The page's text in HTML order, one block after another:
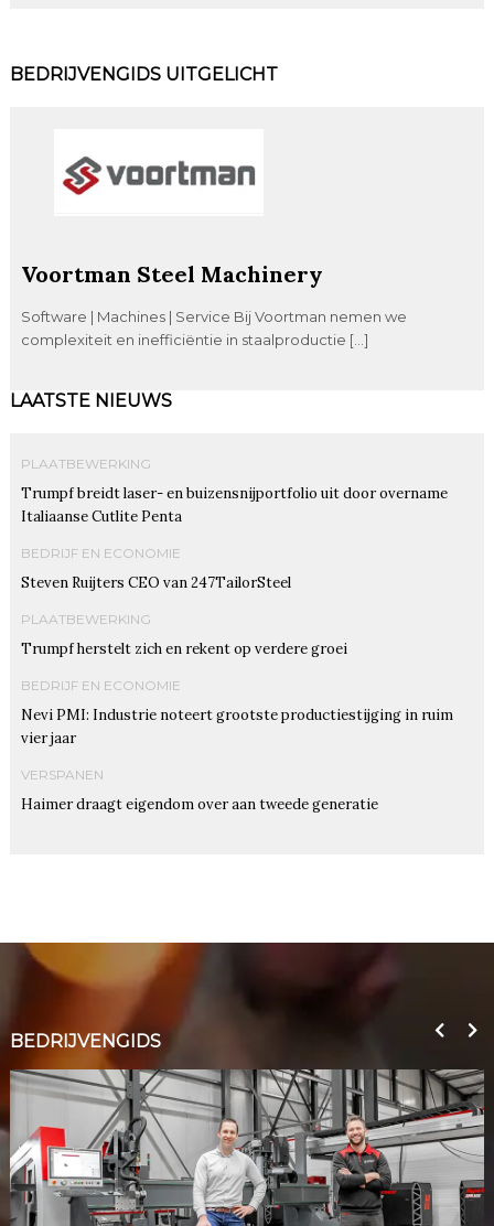
BEDRIJVENGIDS UITGELICHT
Voortman Steel Machinery
Software | Machines | Service Bij Voortman nemen we
complexiteit en inefficiëntie in staalproductie […]
LAATSTE NIEUWS
PLAATBEWERKING
Trumpf breidt laser- en buizensnijportfolio uit door overname
Italiaanse Cutlite Penta
BEDRIJF EN ECONOMIE
Steven Ruijters CEO van 247TailorSteel
PLAATBEWERKING
Trumpf herstelt zich en rekent op verdere groei
BEDRIJF EN ECONOMIE
Nevi PMI: Industrie noteert grootste productiestijging in ruim
vier jaar
VERSPANEN
Haimer draagt eigendom over aan tweede generatie
BEDRIJVENGIDS